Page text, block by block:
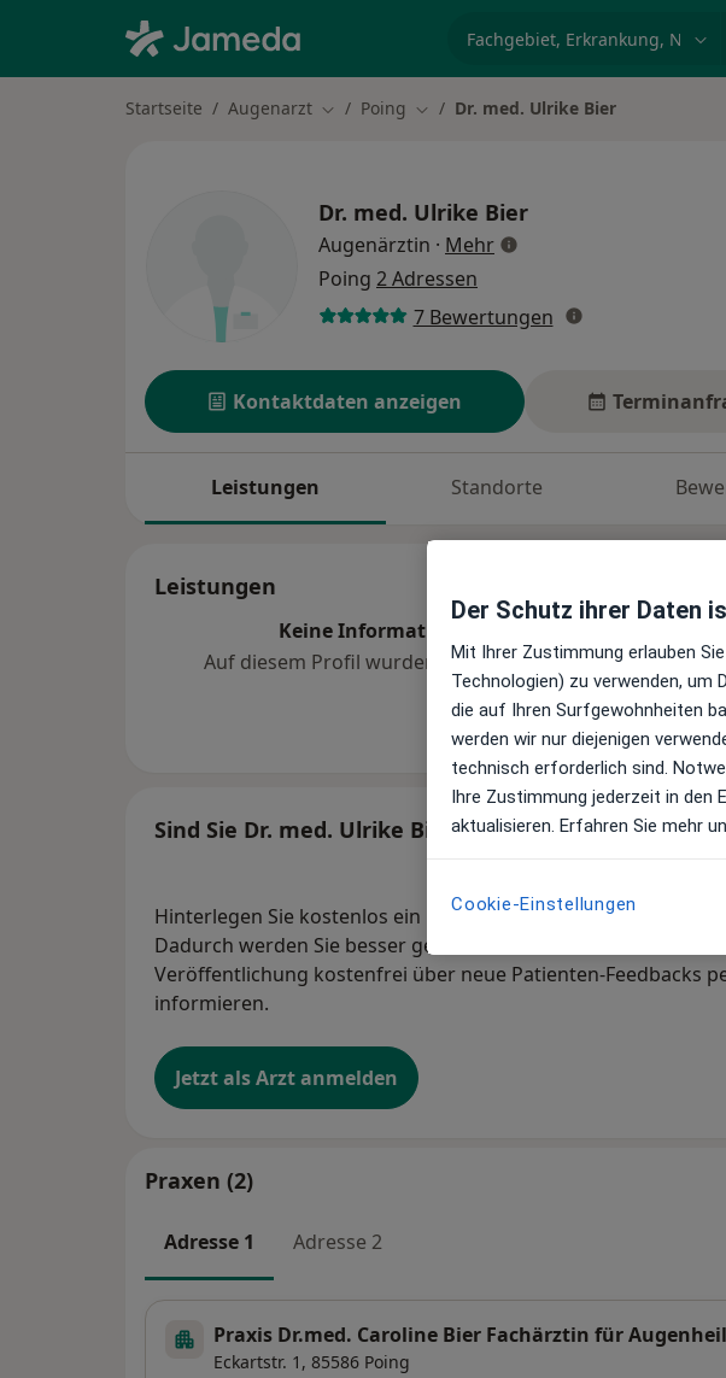
Startseite Augenarzt Stadt ändern
Poing Stadt ändern
Dr. med. Ulrike Bier
Dr. med. Ulrike Bier
Augenärztin · Mehrüber Spezialisierungen
Poing 2 Adressen
7 Bewertungen
Kontaktdaten anzeigen
Leistungen Standorte
Leistungen
Keine Informationen über Leistungen und
Auf diesem Profil wurden noch keine Informationen
hinzugefügt.
Sind Sie Dr. med. Ulrike Bier?
Hinterlegen Sie kostenlos ein Portraitbild, Ihre Sprechzeiten
Dadurch werden Sie besser gefunden. Lassen Sie sich
Veröffentlichung kostenfrei über neue Patienten-Feedbacks
informieren.
Jetzt als Arzt anmelden
Praxen (2)
Adresse 1 Adresse 2
Praxis Dr.med. Caroline Bier Fachärztin für
Eckartstr. 1, 85586 Poing
Der Schutz ihrer Daten
Mit Ihrer Zustimmung erlauben
Technologien) zu verwenden,
die auf Ihren Surfgewohnheiten
werden wir nur diejenigen
technisch erforderlich sind.
Ihre Zustimmung jederzeit in den
aktualisieren. Erfahren Sie mehr
Cookie-Einstellungen